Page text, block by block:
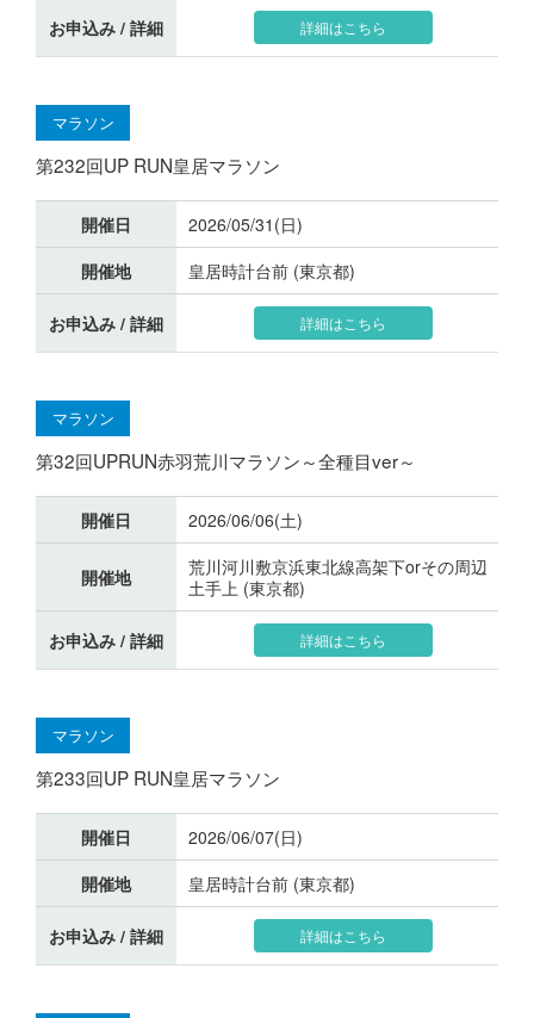
お申込み / 詳細 詳細はこちら
マラソン
第232回UP RUN皇居マラソン
開催日
2026/05/31(日)
開催地
皇居時計台前 (東京都)
お申込み / 詳細 詳細はこちら
マラソン
第32回UPRUN赤羽荒川マラソン～全種目ver～
開催日 2026/06/06(土)
開催地
荒川河川敷京浜東北線高架下orその周辺
土手上 (東京都)
お申込み / 詳細 詳細はこちら
マラソン
第233回UP RUN皇居マラソン
開催日
2026/06/07(日)
開催地
皇居時計台前 (東京都)
お申込み / 詳細 詳細はこちら